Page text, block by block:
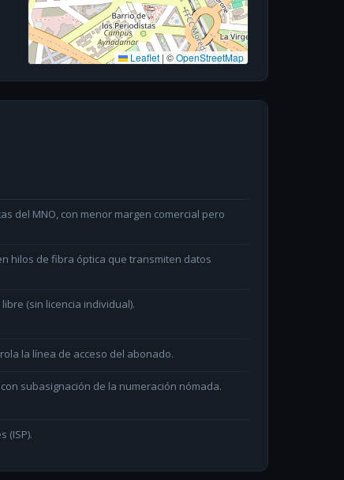
Leaflet | ©OpenStreetMap
del MNO, con menor margen comercial pero
hilos de fibra óptica que transmiten datos
(sin licencia individual).
la línea de acceso del abonado.
subasignación de la numeración nómada.
(ISP).